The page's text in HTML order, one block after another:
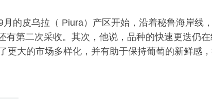
的皮乌拉（ Piura）产区开始，沿着秘鲁海岸线
有第二次采收。其次，他说，品种的快速更迭仍
更大的市场多样化，并有助于保持葡萄的新鲜感